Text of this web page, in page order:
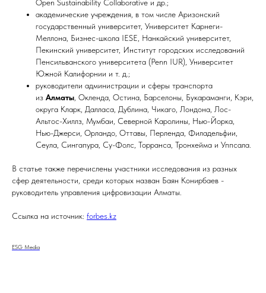
Open Sustainability Collaborative и др.;
академические учреждения, в том числе Аризонский
государственный университет, Университет Карнеги-
Меллона, Бизнес-школа IESE, Нанкайский университет,
Пекинский университет, Институт городских исследований
Пенсильванского университета (Penn IUR), Университет
Южной Калифорнии и т. д.;
руководители администрации и сферы транспорта
из Алматы , Окленда, Остина, Барселоны, Букараманги, Кэри,
округа Кларк, Далласа, Дублина, Чикаго, Лондона, Лос-
Альтос-Хиллз, Мумбаи, Северной Каролины, Нью-Йорка,
Нью-Джерси, Орландо, Оттавы, Перленда, Филадельфии,
Сеула, Сингапура, Су-Фолс, Торранса, Тронхейма и Уппсала.
В статье также перечислены участники исследования из разных
сфер деятельности, среди которых назван Баян Конирбаев -
руководитель управления цифровизации Алматы.
Ссылка на источник: forbes.kz
ESG Media